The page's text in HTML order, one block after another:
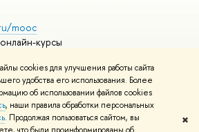
cookies для улучшения работы сайта
удобства его использования. Более
об использовании файлов cookies
, наши правила обработки персональных
. Продолжая пользоваться сайтом, вы
✖
mooc
курсы
Адреса и контакты
материалов